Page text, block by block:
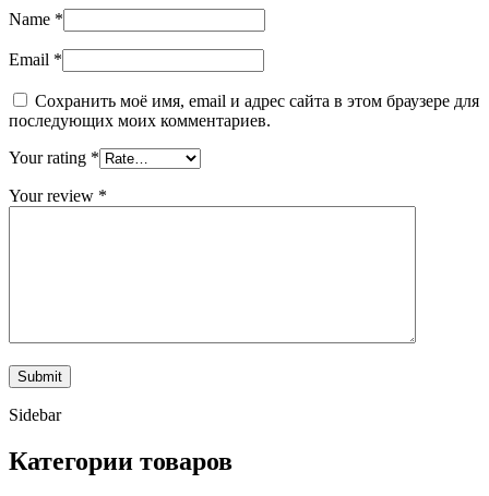
Name *
Email *
Сохранить моё имя, email и адрес сайта в этом браузере для
последующих моих комментариев.
Your rating *
Your review *
Sidebar
Категории товаров